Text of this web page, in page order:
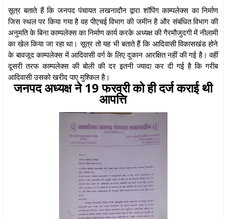
सूत्र बताते हैं कि जनपद पंचायत लखनादौन द्वारा शॉपिंग काम्पलेक्स का निर्माण
जिस स्थल पर किया गया है वह पीएचई विभाग की जमीन है और संबंधित विभाग की
अनुमति के बिना काम्पलेक्स का निर्माण कार्य करके अध्यक्ष की गैरमौजुदगी में नीलामी
का खेल किया जा रहा था। सूत्र तो यह भी बताते हैं कि आदिवासी विकासखंड होने
के बावजूद काम्पलेक्स में आदिवासी वर्ग के लिए दुकान आरक्षित नहीं की गई है। वहीं
दूसरी तरफ काम्पलेक्स की बोली की दर इतनी ज्यादा कर दी गई है कि गरीब
आदिवासी उसको खरीद पाए मुश्किल है।
जनपद अध्यक्ष ने 19 फरवरी को ही दर्ज कराई थी
आपत्ति